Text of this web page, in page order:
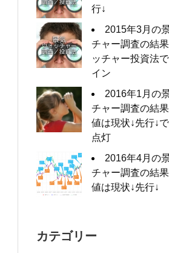
行↓
2015年3月の
チャー調査の結
ッチャー投資法で
イン
2016年1月の
チャー調査の結
値は現状↓先行↓
点灯
2016年4月の
チャー調査の結
値は現状↓先行↓
カテゴリー